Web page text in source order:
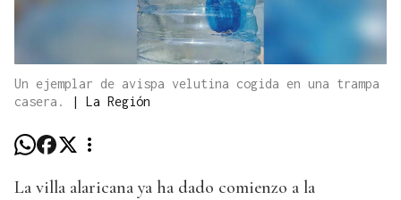
Un ejemplar de avispa velutina cogida en una trampa
casera.
| La Región
La villa alaricana ya ha dado comienzo a la